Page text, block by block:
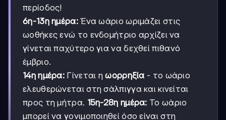
περίοδος!
6η-13η ημέρα:Ένα ωάριο ωριμάζει στις
ωοθήκες ενώ το ενδομήτριο αρχίζει να
γίνεται παχύτερο για να δεχθεί πιθανό
έμβριο.
14η ημέρα: Γίνεται ηωορρηξία - το ωάριο
ελευθερώνεται στη σάλπιγγα και κινείται
προς τη μήτρα. 15η-28η ημέρα: Το ωάριο
μπορεί να γονιμοποιηθεί όσο είναι στη